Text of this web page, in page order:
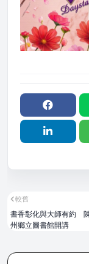
較舊
書香彰化與大師有約
州鄉立圖書館開講